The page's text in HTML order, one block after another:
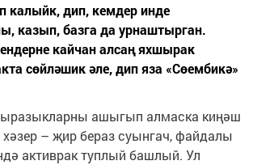
калыйк, дип, кемдер инде
казып, базга да урнаштырган.
кайчан алсаң яхшырак
сөйләшик әле, дип яза «Сөембикә»
ашыгып алмаска киңәш
– җир бераз суынгач, файдалы
активрак туплый башлый. Ул